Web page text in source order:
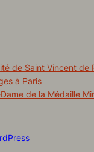
de Saint Vincent de
à Paris
de la Médaille